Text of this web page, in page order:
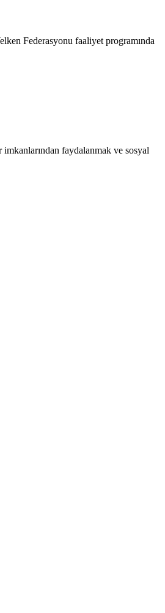
Federasyonu faaliyet programında
imkanlarından faydalanmak ve sosyal